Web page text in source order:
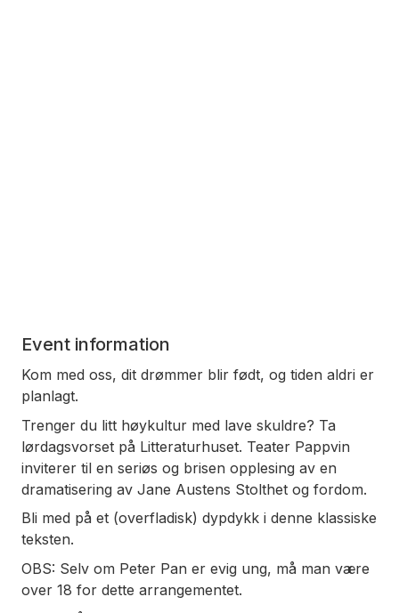
Event information
Kom med oss, dit drømmer blir født, og tiden aldri er
planlagt.
Trenger du litt høykultur med lave skuldre? Ta
lørdagsvorset på Litteraturhuset. Teater Pappvin
inviterer til en seriøs og brisen opplesing av en
dramatisering av Jane Austens Stolthet og fordom.
Bli med på et (overfladisk) dypdykk i denne klassiske
teksten.
OBS: Selv om Peter Pan er evig ung, må man være
over 18 for dette arrangementet.